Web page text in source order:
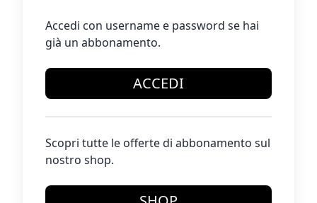
Accedi con username e password se hai
già un abbonamento.
ACCEDI
Scopri tutte le offerte di abbonamento sul
nostro shop.